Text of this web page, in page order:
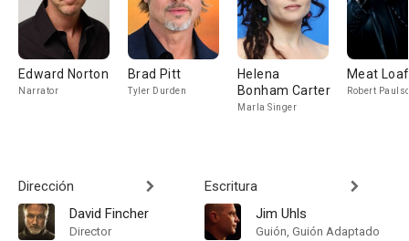
Edward Norton
Narrator
Brad Pitt
Tyler Durden
Helena
Bonham Carter
Marla Singer
Meat Loaf
Robert
Dirección
David Fincher
Director
Escritura
Jim Uhls
Guión, Guión Adaptado